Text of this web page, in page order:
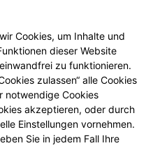
Cookies, um Inhalte und
dieser Website
zu funktionieren.
zulassen“ alle Cookies
notwendige Cookies
akzeptieren, oder durch
Einstellungen vornehmen.
Sie in jedem Fall Ihre